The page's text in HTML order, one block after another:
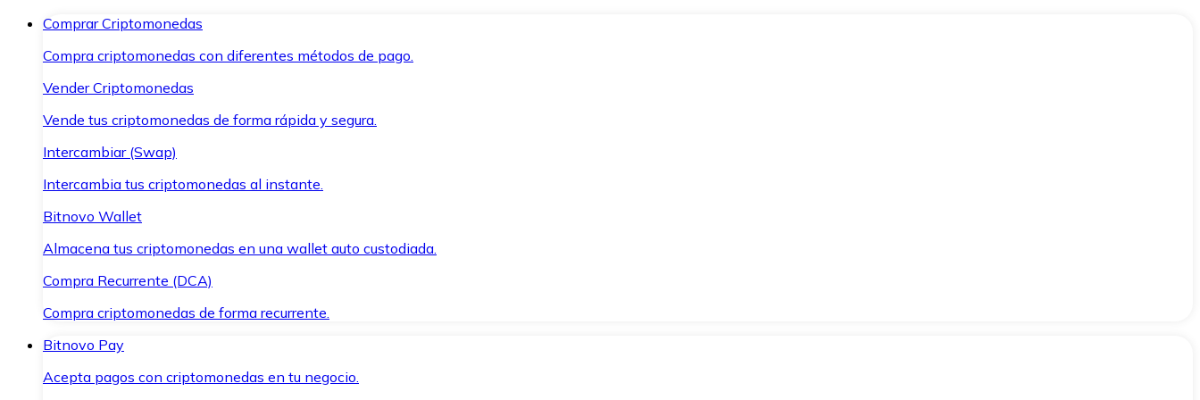
Comprar Criptomonedas
Compra criptomonedas con diferentes métodos de pago.
Vender Criptomonedas
Vende tus criptomonedas de forma rápida y segura.
Intercambiar (Swap)
Intercambia tus criptomonedas al instante.
Bitnovo Wallet
Almacena tus criptomonedas en una wallet auto custodiada.
Compra Recurrente (DCA)
Compra criptomonedas de forma recurrente.
Bitnovo Pay
Acepta pagos con criptomonedas en tu negocio.